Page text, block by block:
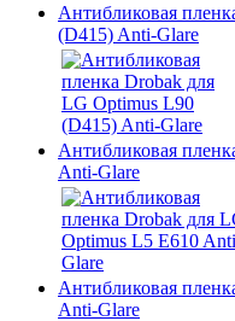
Антибликовая
(D415) Anti-Glare
Антибликовая
Anti-Glare
Антибликовая
Anti-Glare